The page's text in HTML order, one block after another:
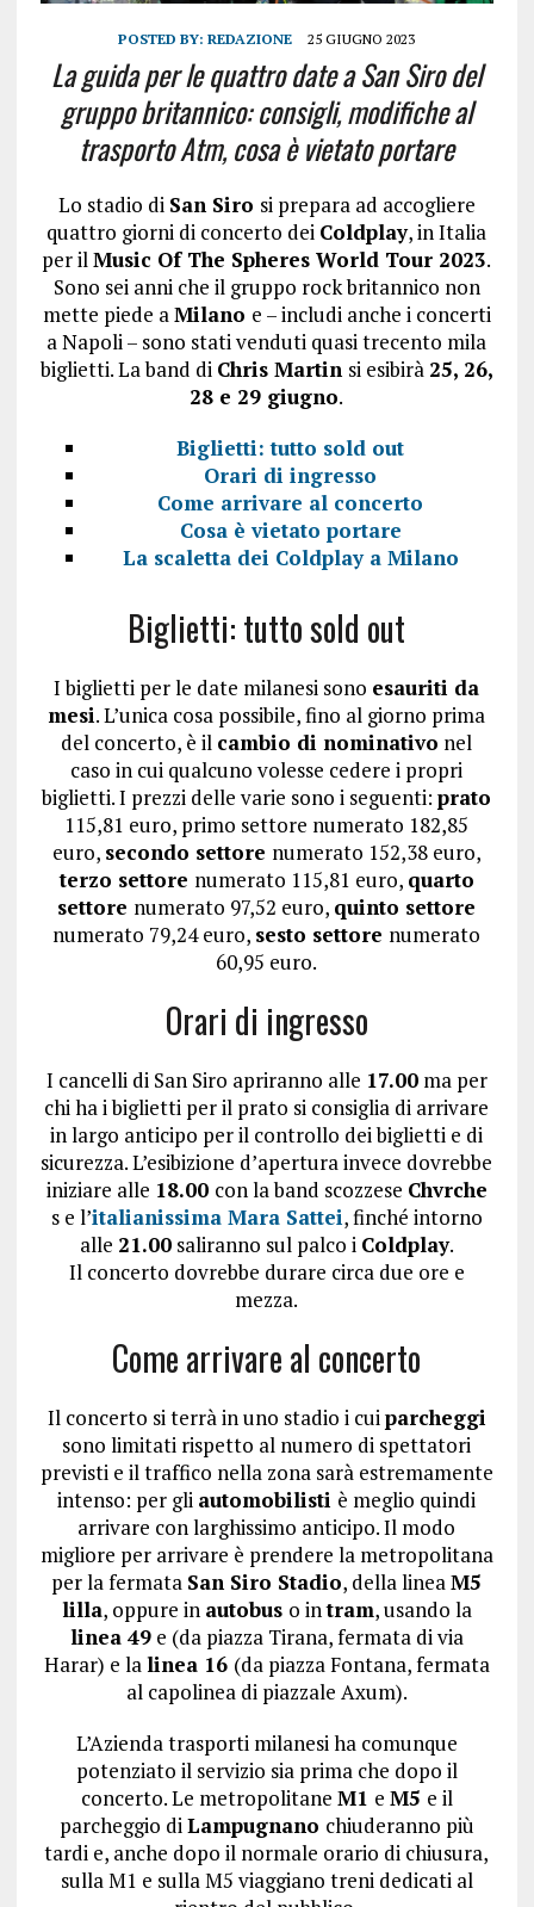
POSTED BY:REDAZIONE 25 GIUGNO 2023
La guida per le quattro date a San Siro del
gruppo britannico: consigli, modifiche al
trasporto Atm, cosa è vietato portare
Lo stadio di San Siro si prepara ad accogliere
quattro giorni di concerto dei Coldplay, in Italia
per ilMusic Of The Spheres World Tour 2023.
Sono sei anni che il gruppo rock britannico non
mette piede aMilano e – includi anche i concerti
a Napoli – sono stati venduti quasi trecento mila
biglietti. La band di Chris Martin si esibirà 25, 26,
28 e 29 giugno.
Biglietti: tutto sold out
Orari di ingresso
Come arrivare al concerto
Cosa è vietato portare
La scaletta dei Coldplay a Milano
Biglietti: tutto sold out
I biglietti per le date milanesi sono esauriti da
mesi. L’unica cosa possibile, fino al giorno prima
del concerto, è il cambio di nominativo nel
caso in cui qualcuno volesse cedere i propri
biglietti. I prezzi delle varie sono i seguenti:prato
115,81 euro, primo settore numerato 182,85
euro, secondo settore numerato 152,38 euro,
terzo settore numerato 115,81 euro, quarto
settore numerato 97,52 euro, quinto settore
numerato 79,24 euro, sesto settore numerato
60,95 euro.
Orari di ingresso
I cancelli di San Siro apriranno alle 17.00ma per
chi ha i biglietti per il prato si consiglia di arrivare
in largo anticipo per il controllo dei biglietti e di
sicurezza. L’esibizione d’apertura invece dovrebbe
iniziare alle 18.00 con la band scozzese Chvrche
s e l’italianissima Mara Sattei, finché intorno
alle 21.00saliranno sul palco i Coldplay.
Il concerto dovrebbe durare circa due ore e
mezza.
Come arrivare al concerto
Il concerto si terrà in uno stadio i cuiparcheggi
sono limitati rispetto al numero di spettatori
previsti e il traffico nella zona sarà estremamente
intenso: per gli automobilisti è meglio quindi
arrivare con larghissimo anticipo. Il modo
migliore per arrivare è prendere la metropolitana
per la fermata San Siro Stadio, della lineaM5
lilla, oppure in autobus o intram, usando la
linea 49e (da piazza Tirana, fermata di via
Harar) e lalinea 16 (da piazza Fontana, fermata
al capolinea di piazzale Axum).
L’Azienda trasporti milanesi ha comunque
potenziato il servizio sia prima che dopo il
concerto. Le metropolitane M1 e M5 e il
parcheggio diLampugnano chiuderanno più
tardi e, anche dopo il normale orario di chiusura,
sulla M1 e sulla M5 viaggiano treni dedicati al